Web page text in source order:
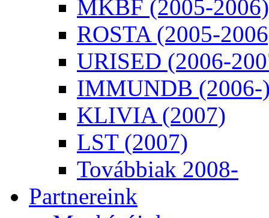
MKBF (2005-2006)
ROSTA (2005-
URISED (2006-
IMMUNDB (2006-
KLIVIA (2007)
LST (2007)
Továbbiak 2008-
Partnereink